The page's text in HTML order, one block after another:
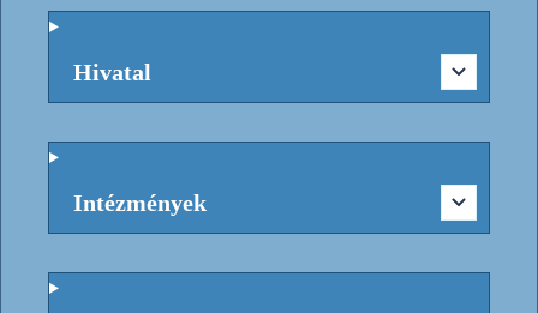
Hivatal
Intézmények